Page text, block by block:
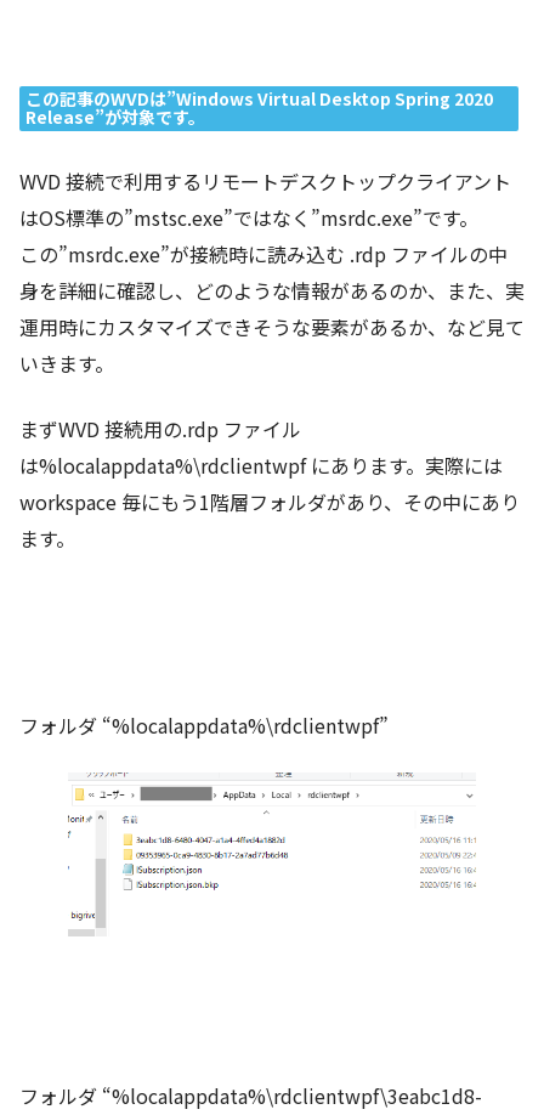
この記事のWVDは”Windows Virtual Desktop Spring 2020
Release”が対象です。
WVD 接続で利用するリモートデスクトップクライアント
はOS標準の”mstsc.exe”ではなく”msrdc.exe”です。
この”msrdc.exe”が接続時に読み込む .rdp ファイルの中
身を詳細に確認し、どのような情報があるのか、また、実
運用時にカスタマイズできそうな要素があるか、など見て
いきます。
まずWVD 接続用の.rdp ファイル
は%localappdata%\rdclientwpf にあります。実際には
workspace 毎にもう1階層フォルダがあり、その中にあり
ます。
フォルダ “%localappdata%\rdclientwpf”
フォルダ “%localappdata%\rdclientwpf\3eabc1d8-